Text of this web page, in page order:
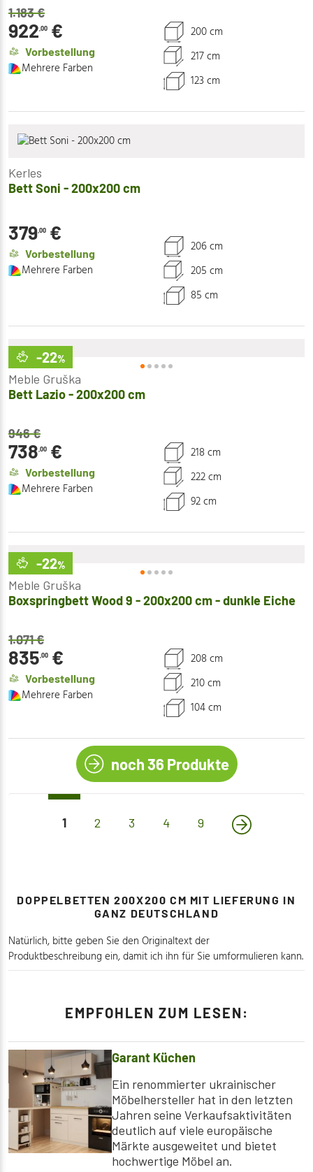
1.183€
922,00 €
Vorbestellung
Mehrere Farben
200 cm
217 cm
123 cm
Kerles
Bett Soni - 200x200 cm
379,00 €
Vorbestellung
Mehrere Farben
206 cm
205 cm
85 cm
-22%
Meble Gruška
Bett Lazio - 200x200 cm
946€
738,00 €
Vorbestellung
Mehrere Farben
218 cm
222 cm
92 cm
-22%
Meble Gruška
Boxspringbett Wood 9 - 200x200 cm - dunkle Eiche
1.071€
835,00 €
Vorbestellung
Mehrere Farben
208 cm
210 cm
104 cm
noch 36 Produkte
1(current)
2 3 4 9
DOPPELBETTEN 200X200 CM MIT LIEFERUNG IN
GANZ DEUTSCHLAND
Natürlich, bitte geben Sie den Originaltext der
Produktbeschreibung ein, damit ich ihn für Sie umformulieren kann.
EMPFOHLEN ZUM LESEN:
Garant Küchen
Ein renommierter ukrainischer
Möbelhersteller hat in den letzten
Jahren seine Verkaufsaktivitäten
deutlich auf viele europäische
Märkte ausgeweitet und bietet
hochwertige Möbel an.